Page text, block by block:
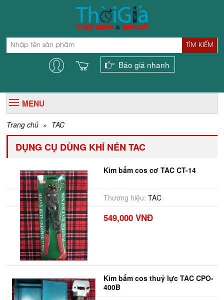
TÌM KIẾM
Báo giá nhanh
MENU
Trang chủ » TAC
DỤNG CỤ DÙNG KHÍ NÉN TAC
Kìm bấm cos cơ TAC CT-14
Thương hiệu: TAC
549,000 VNĐ
Kìm bấm cos thuỷ lực TAC CPO-
400B